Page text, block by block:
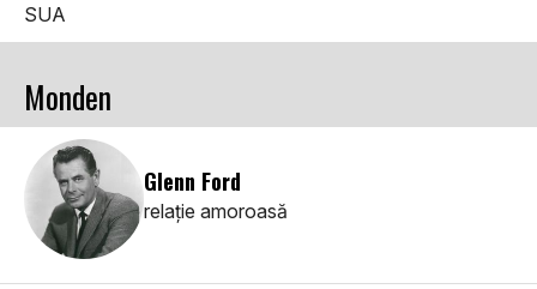
SUA
Monden
Glenn Ford
relaţie amoroasă